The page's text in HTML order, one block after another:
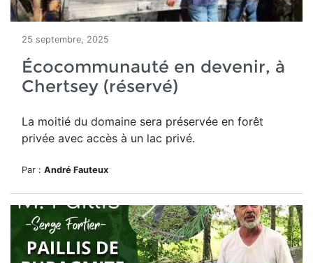
25 septembre, 2025
Écocommunauté en devenir, à
Chertsey (réservé)
La moitié du domaine sera préservée en forêt
privée avec accès à un lac privé.
Par : André Fauteux